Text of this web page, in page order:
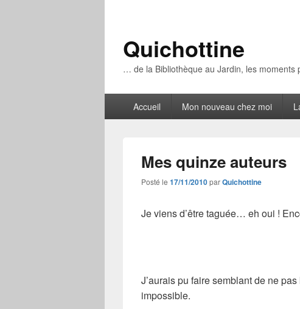
Quichottine
… de la Bibliothèque au Jardin, les moments
principalAccueil Mon nouveau chez moi
Mes quinze auteurs
Posté le 17/11/2010parQuichottine
Je viens d’être taguée… eh oui !
J’aurais pu faire semblant de ne pas
impossible.